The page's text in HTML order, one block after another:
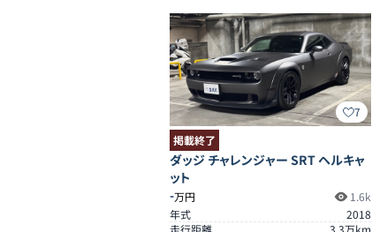
7
掲載終了
ダッジ チャレンジャー SRT ヘルキャ
ット
-万円
1.6k
年式
2018
走行距離
3.3万km